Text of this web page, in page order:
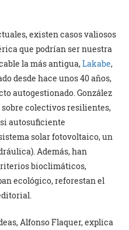
existen casos valiosos
que podrían ser nuestra
la más antigua,Lakabe,
desde hace unos 40 años,
autogestionado. González
sobre colectivos resilientes,
autosuficiente
solar fotovoltaico, un
Además, han
bioclimáticos,
ecológico, reforestan el
Alfonso Flaquer, explica